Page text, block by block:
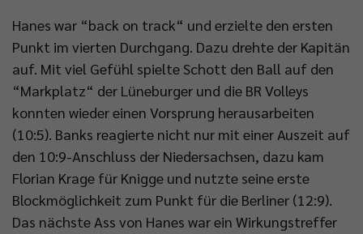
Hanes war “back on track“ und erzielte den ersten
Punkt im vierten Durchgang. Dazu drehte der Kapitän
auf. Mit viel Gefühl spielte Schott den Ball auf den
“Markplatz“ der Lüneburger und die BR Volleys
konnten wieder einen Vorsprung herausarbeiten
(10:5). Banks reagierte nicht nur mit einer Auszeit auf
den 10:9-Anschluss der Niedersachsen, dazu kam
Florian Krage für Knigge und nutzte seine erste
Blockmöglichkeit zum Punkt für die Berliner (12:9).
Das nächste Ass von Hanes war ein Wirkungstreffer